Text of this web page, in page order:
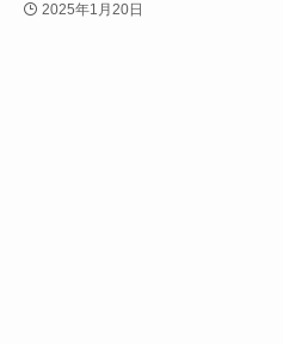
2025年1月20日